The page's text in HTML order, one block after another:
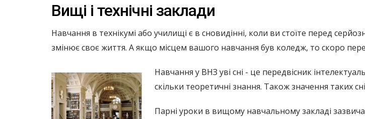
Вищі і технічні заклади
Навчання в технікумі або училищі є в сновидінні, коли ви стоїте перед
змінює своє життя. А якщо місцем вашого навчання був коледж, то скоро
Навчання у ВНЗ уві сні - це передвісник
скільки теоретичні знання. Також значення таких
Парні уроки в вищому навчальному закладі